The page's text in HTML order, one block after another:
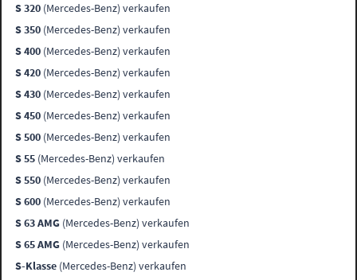
S 320 (Mercedes-Benz) verkaufen
S 350 (Mercedes-Benz) verkaufen
S 400 (Mercedes-Benz) verkaufen
S 420 (Mercedes-Benz) verkaufen
S 430 (Mercedes-Benz) verkaufen
S 450 (Mercedes-Benz) verkaufen
S 500 (Mercedes-Benz) verkaufen
S 55 (Mercedes-Benz) verkaufen
S 550 (Mercedes-Benz) verkaufen
S 600 (Mercedes-Benz) verkaufen
S 63 AMG (Mercedes-Benz) verkaufen
S 65 AMG (Mercedes-Benz) verkaufen
S-Klasse (Mercedes-Benz) verkaufen